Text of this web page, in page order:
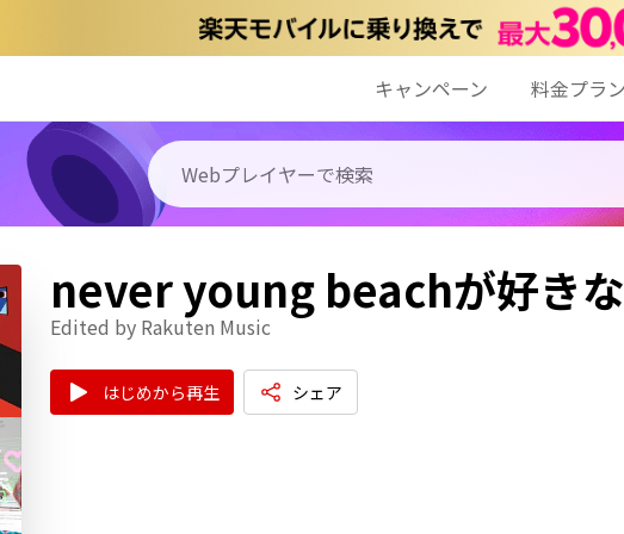
キャンペーン 料金プラン
never young beachが好き
Edited by Rakuten Music
はじめから再生 シェア